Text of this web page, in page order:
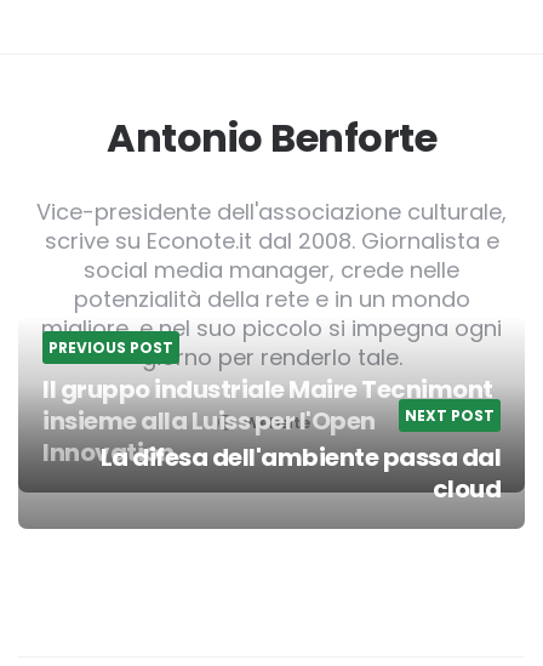
Antonio Benforte
Vice-presidente dell'associazione culturale,
scrive su Econote.it dal 2008. Giornalista e
social media manager, crede nelle
potenzialità della rete e in un mondo
migliore, e nel suo piccolo si impegna ogni
giorno per renderlo tale.
Website
Post
navigation
PREVIOUS POST
Il gruppo industriale Maire Tecnimont
insieme alla Luiss per l'Open
Innovation
NEXT POST
La difesa dell'ambiente passa dal
cloud